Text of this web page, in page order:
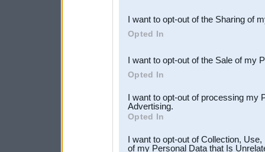
Downstream Participants
third parties.
I want to opt-out of the Sharing of
Opted In
I want to opt-out of the Sale of my
Opted In
I want to opt-out of processing my
Advertising.
Opted In
I want to opt-out of Collection,
of my Personal Data that Is